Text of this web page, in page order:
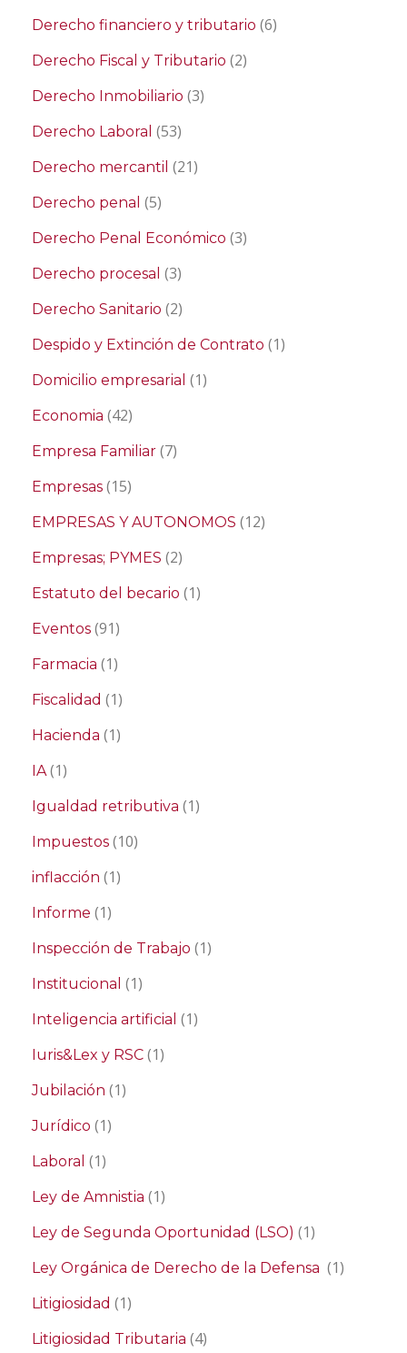
Derecho financiero y tributario (6)
Derecho Fiscal y Tributario (2)
Derecho Inmobiliario (3)
Derecho Laboral (53)
Derecho mercantil (21)
Derecho penal (5)
Derecho Penal Económico (3)
Derecho procesal (3)
Derecho Sanitario (2)
Despido y Extinción de Contrato (1)
Domicilio empresarial (1)
Economia (42)
Empresa Familiar (7)
Empresas (15)
EMPRESAS Y AUTONOMOS (12)
Empresas; PYMES (2)
Estatuto del becario (1)
Eventos (91)
Farmacia (1)
Fiscalidad (1)
Hacienda (1)
IA(1)
Igualdad retributiva (1)
Impuestos (10)
inflacción (1)
Informe (1)
Inspección de Trabajo (1)
Institucional (1)
Inteligencia artificial (1)
Iuris&Lex y RSC (1)
Jubilación (1)
Jurídico (1)
Laboral (1)
Ley de Amnistia (1)
Ley de Segunda Oportunidad (LSO) (1)
Ley Orgánica de Derecho de la Defensa (1)
Litigiosidad (1)
Litigiosidad Tributaria (4)